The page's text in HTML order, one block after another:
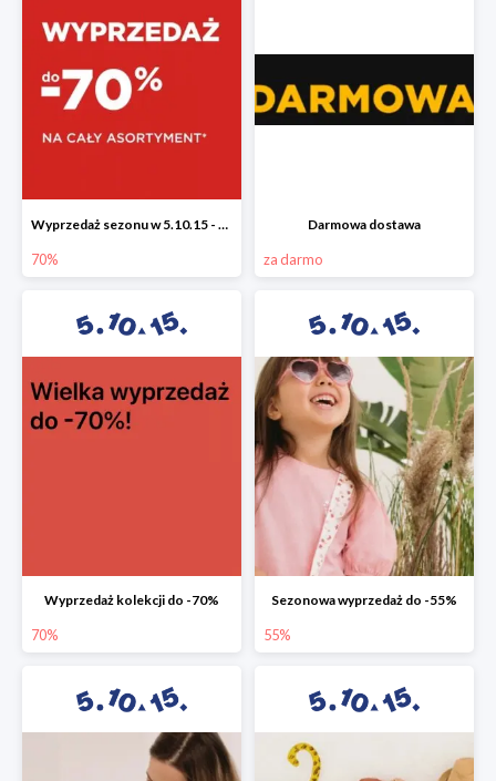
Wyprzedaż sezonu w 5.10.15 - cały asortyment -70%
70%
Darmowa dostawa
za darmo
Wyprzedaż kolekcji do -70%
70%
Sezonowa wyprzedaż do -55%
55%